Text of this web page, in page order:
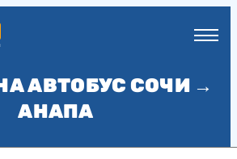
АВТОБУС СОЧИ →
АНАПА